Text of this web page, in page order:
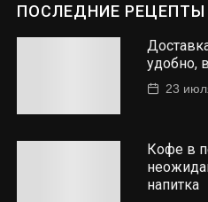
ПОСЛЕДНИЕ РЕЦЕПТЫ
удобно,
23
Кофе в
напитка